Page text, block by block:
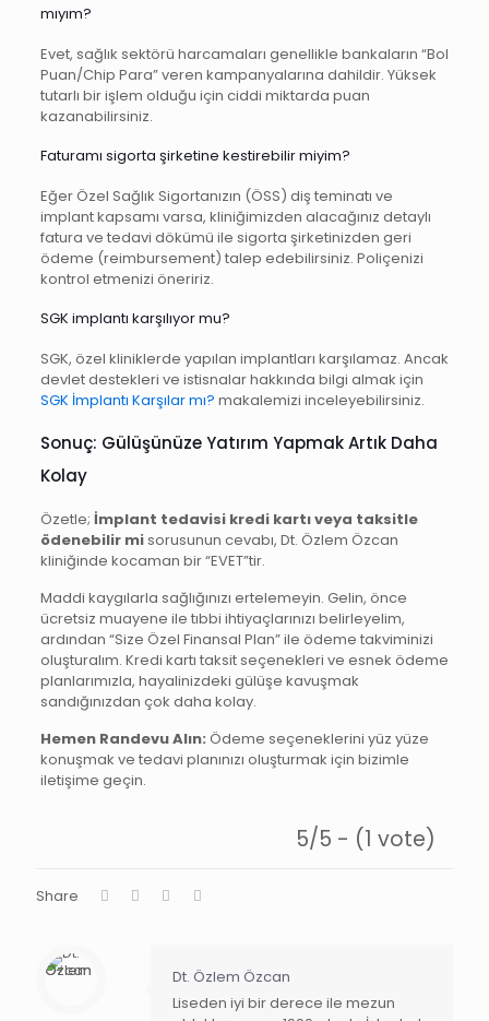
mıyım?
Evet, sağlık sektörü harcamaları genellikle bankaların “Bol
Puan/Chip Para” veren kampanyalarına dahildir. Yüksek
tutarlı bir işlem olduğu için ciddi miktarda puan
kazanabilirsiniz.
Faturamı sigorta şirketine kestirebilir miyim?
Eğer Özel Sağlık Sigortanızın (ÖSS) diş teminatı ve
implant kapsamı varsa, kliniğimizden alacağınız detaylı
fatura ve tedavi dökümü ile sigorta şirketinizden geri
ödeme (reimbursement) talep edebilirsiniz. Poliçenizi
kontrol etmenizi öneririz.
SGK implantı karşılıyor mu?
SGK, özel kliniklerde yapılan implantları karşılamaz. Ancak
devlet destekleri ve istisnalar hakkında bilgi almak için
SGK İmplantı Karşılar mı? makalemizi inceleyebilirsiniz.
Sonuç: Gülüşünüze Yatırım Yapmak Artık Daha
Kolay
Özetle; İmplant tedavisi kredi kartı veya taksitle
ödenebilir misorusunun cevabı, Dt. Özlem Özcan
kliniğinde kocaman bir “EVET”tir.
Maddi kaygılarla sağlığınızı ertelemeyin. Gelin, önce
ücretsiz muayene ile tıbbi ihtiyaçlarınızı belirleyelim,
ardından “Size Özel Finansal Plan” ile ödeme takviminizi
oluşturalım. Kredi kartı taksit seçenekleri ve esnek ödeme
planlarımızla, hayalinizdeki gülüşe kavuşmak
sandığınızdan çok daha kolay.
Hemen Randevu Alın: Ödeme seçeneklerini yüz yüze
konuşmak ve tedavi planınızı oluşturmak için bizimle
iletişime geçin.
5/5 - (1 vote)
Share
Dt. Özlem Özcan
Liseden iyi bir derece ile mezun